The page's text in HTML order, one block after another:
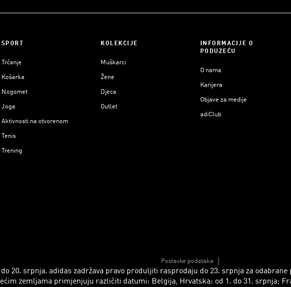
SPORT
Trčanje
Košarka
Nogomet
Joga
Aktivnosti na otvorenom
Tenis
Trening
KOLEKCIJE
Muškarci
Žene
Djeca
Outlet
INFORMACIJE O
PODUZEĆU
O nama
Karijera
Objave za medije
adiClub
Postavke podataka
20. srpnja. adidas zadržava pravo produljiti rasprodaju do 23. srpnja za
zemljama primjenjuju različiti datumi: Belgija, Hrvatska: od 1. do 31. srpnja;